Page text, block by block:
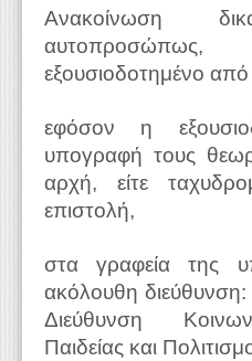
Ανακοίνωση
εξουσιοδοτημένο
εφόσον η
υπογραφή τους
αρχή, είτε
επιστολή,
στα γραφεία της
ακόλουθη
Διεύθυνση
Παιδείας και